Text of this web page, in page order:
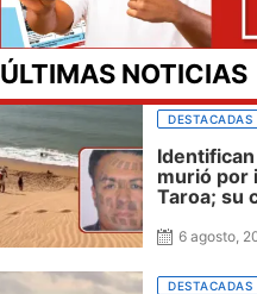
ÚLTIMAS NOTICIAS
DESTACADAS
murió por
Taroa; su
6 agosto,
DESTACADAS